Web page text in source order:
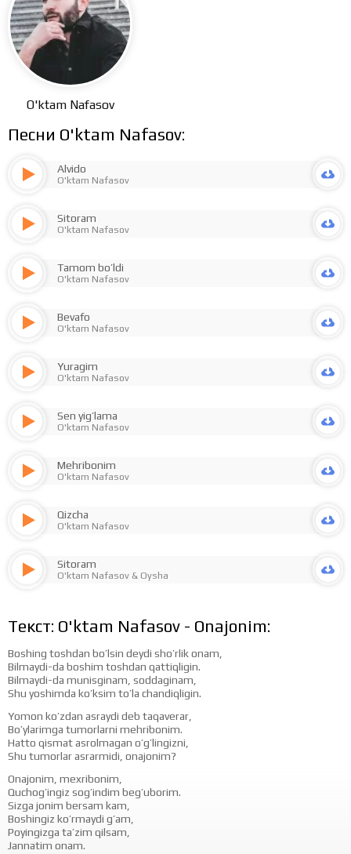
O'ktam Nafasov
Песни O'ktam Nafasov:
Alvido
O'ktam Nafasov
Sitoram
O'ktam Nafasov
Tamom bo’ldi
O'ktam Nafasov
Bevafo
O'ktam Nafasov
Yuragim
O'ktam Nafasov
Sen yig’lama
O'ktam Nafasov
Mehribonim
O'ktam Nafasov
Qizcha
O'ktam Nafasov
Sitoram
O'ktam Nafasov& Oysha
Текст: O'ktam Nafasov - Onajonim:
Boshing toshdan bo’lsin deydi sho’rlik onam,
Bilmaydi-da boshim toshdan qattiqligin.
Bilmaydi-da munisginam, soddaginam,
Shu yoshimda ko’ksim to’la chandiqligin.
Yomon ko’zdan asraydi deb taqaverar,
Bo’ylarimga tumorlarni mehribonim.
Hatto qismat asrolmagan o’g’lingizni,
Shu tumorlar asrarmidi, onajonim?
Onajonim, mexribonim,
Quchog’ingiz sog’indim beg’uborim.
Sizga jonim bersam kam,
Boshingiz ko’rmaydi g’am,
Poyingizga ta’zim qilsam,
Jannatim onam.